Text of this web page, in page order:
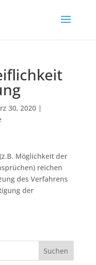
30, 2020|
Möglichkeit der
reichen
des Verfahrens
der